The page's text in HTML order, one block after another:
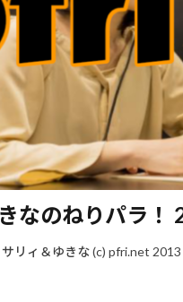
なのねりパラ！
リィ＆ゆきな (c) pfri.net